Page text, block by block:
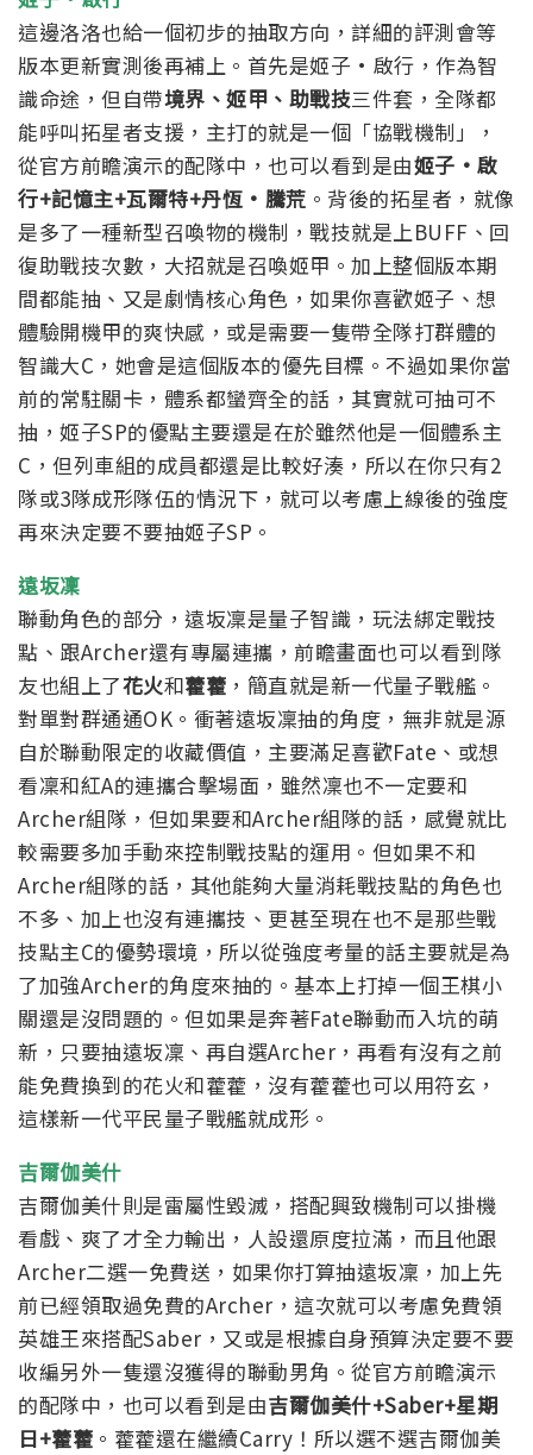
這邊洛洛也給一個初步的抽取方向，詳細的評測會等
版本更新實測後再補上。首先是姬子·啟行，作為智
識命途，但自帶境界、姬甲、助戰技三件套，全隊都
能呼叫拓星者支援，主打的就是一個「協戰機制」，
從官方前瞻演示的配隊中，也可以看到是由姬子·啟
行+記憶主+瓦爾特+丹恆·騰荒 。背後的拓星者，就像
是多了一種新型召喚物的機制，戰技就是上BUFF、回
復助戰技次數，大招就是召喚姬甲。 加上整個版本期
間都能抽、又是劇情核心角色，如果你喜歡姬子、想
體驗開機甲的爽快感，或是需要一隻帶全隊打群體的
智識大C，她會是這個版本的優先目標。 不過如果你當
前的常駐關卡，體系都蠻齊全的話，其實就可抽可不
抽，姬子SP的優點主要還是在於雖然他是一個體系主
C，但列車組的成員都還是比較好湊，所以在你只有2
隊或3隊成形隊伍的情況下，就可以考慮上線後的強度
再來決定要不要抽姬子SP。
遠坂凜
聯動角色的部分，遠坂凜是量子智識，玩法綁定戰技
點、跟Archer還有專屬連攜，前瞻畫面也可以看到隊
友也組上了花火和藿藿 ，簡直就是新一代量子戰艦。
對單對群通通OK。 衝著遠坂凜抽的角度，無非就是源
自於聯動限定的收藏價值，主要滿足喜歡Fate、或想
看凜和紅A的連攜合擊場面，雖然凜也不一定要和
Archer組隊，但如果要和Archer組隊的話，感覺就比
較需要多加手動來控制戰技點的運用。 但如果不和
Archer組隊的話，其他能夠大量消耗戰技點的角色也
不多、加上也沒有連攜技、更甚至現在也不是那些戰
技點主C的優勢環境，所以從強度考量的話主要就是為
了加強Archer的角度來抽的。基本上打掉一個王棋小
關還是沒問題的。 但如果是奔著Fate聯動而入坑的萌
新，只要抽遠坂凜、再自選Archer，再看有沒有之前
能免費換到的花火和藿藿，沒有藿藿也可以用符玄，
這樣新一代平民量子戰艦就成形。
吉爾伽美什
吉爾伽美什則是雷屬性毀滅，搭配興致機制可以掛機
看戲、爽了才全力輸出，人設還原度拉滿，而且他跟
Archer二選一免費送，如果你打算抽遠坂凜，加上先
前已經領取過免費的Archer，這次就可以考慮免費領
英雄王來搭配Saber，又或是根據自身預算決定要不要
收編另外一隻還沒獲得的聯動男角。 從官方前瞻演示
的配隊中，也可以看到是由吉爾伽美什+Saber+星期
日+藿藿 。藿藿還在繼續Carry！ 所以選不選吉爾伽美